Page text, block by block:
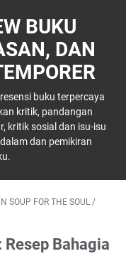
BUKU
DAN
buku terpercaya
kritik, pandangan
kritik sosial dan isu-isu
dan pemikiran
SOUP FOR THE SOUL /
Bahagia